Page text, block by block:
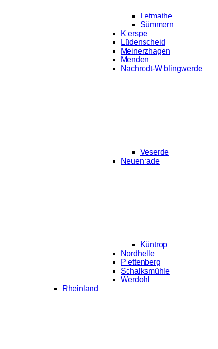
Letmathe
Sümmern
Kierspe
Lüdenscheid
Meinerzhagen
Menden
Nachrodt-Wiblingwerde
Veserde
Neuenrade
Küntrop
Nordhelle
Plettenberg
Schalksmühle
Werdohl
Rheinland